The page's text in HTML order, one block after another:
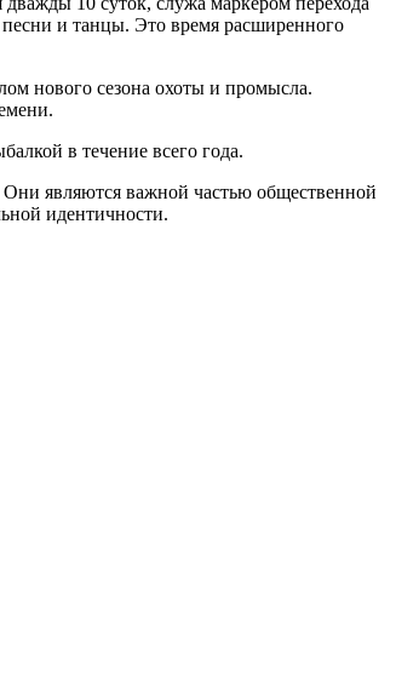
песни и танцы. Это время расширенного
нового сезона охоты и промысла.
в течение всего года.
Они являются важной частью общественной
идентичности.